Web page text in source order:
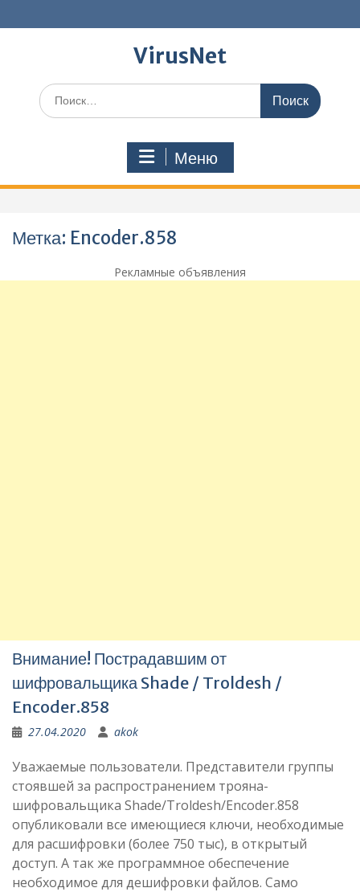
к
VirusNet
Поиск
по:
Меню
Метка: Encoder.858
Рекламные объявления
Внимание! Пострадавшим от
шифровальщика Shade / Troldesh /
Encoder.858
27.04.2020 akok
Уважаемые пользователи. Представители группы
стоявшей за распространением трояна-
шифровальщика Shade/Troldesh/Encoder.858
опубликовали все имеющиеся ключи, необходимые
для расшифровки (более 750 тыс), в открытый
доступ. А так же программное обеспечение
необходимое для дешифровки файлов. Само